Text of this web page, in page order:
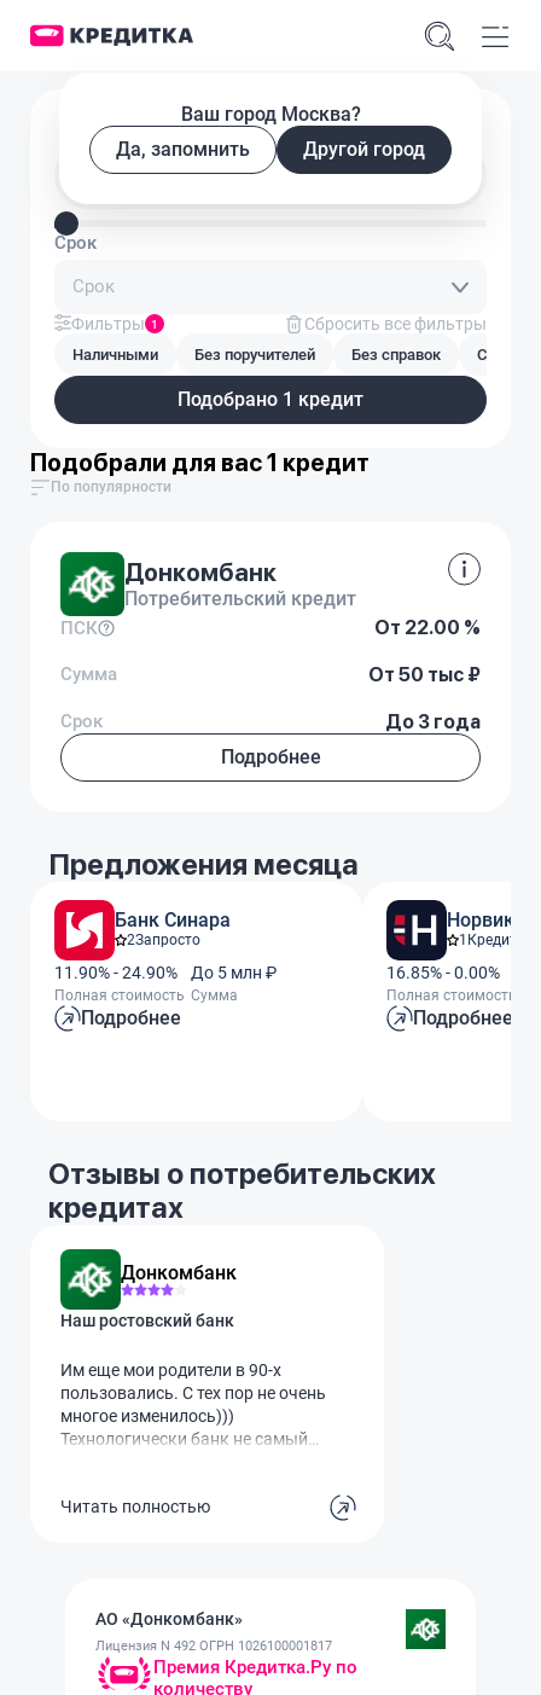
Ваш город Москва?
Да, запомнить
Другой город
Подобрать кредит
Введите сумму кредита
Срок
Срок
Фильтры 1 Сбросить все фильтры
Наличными Без поручителей Без справок С
Подобрано 1 кредит
Подобрали для вас 1 кредит
По популярности
Донкомбанк
Потребительский кредит
От 22.00 %
ПСК
От 50 тыс ₽
Сумма
До 3 года
Срок
Подробнее
Предложения месяца
Банк Синара
2Запросто
11.90% - 24.90%
Полная стоимость
До 5 млн ₽
Сумма
Подробнее
Норвик
1 Кредит
16.85% - 0.00%
Полная стоимость
Подробнее
Отзывы о потребительских
кредитах
Донкомбанк
Наш ростовский банк
Им еще мои родители в 90-х
пользовались. С тех пор не очень
многое изменилось)))
Технологически банк не самый
очень приятные люди) На том и
Читать полностью
АО «Донкомбанк»
Лицензия N 492 ОГРН 1026100001817
Премия Кредитка.Ру по
количеству